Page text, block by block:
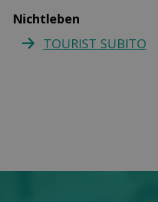
Nichtleben
TOURIST SUBITO